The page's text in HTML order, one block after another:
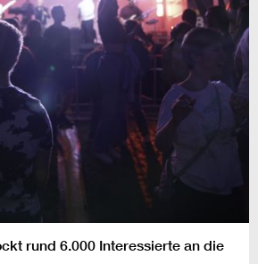
rund 6.000 Interessierte an die